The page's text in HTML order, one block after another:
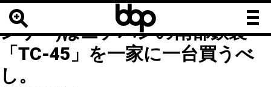
bbb
4| ←
テープカッター(ディスペ
ンサー)はニチバンの南部鉄製
「TC-45」を一家に一台買うべ
し。